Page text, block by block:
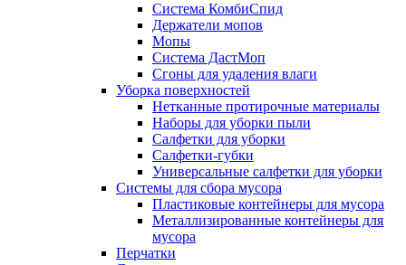
Система КомбиСпид
Держатели мопов
Мопы
Система ДастМоп
Сгоны для удаления влаги
Уборка поверхностей
Нетканные протирочные материалы
Наборы для уборки пыли
Салфетки для уборки
Салфетки-губки
Универсальные салфетки для уборки
Системы для сбора мусора
Пластиковые контейнеры для мусора
Металлизированные контейнеры для
мусора
Перчатки